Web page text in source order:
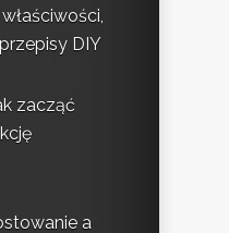
DIY
zacząć
a